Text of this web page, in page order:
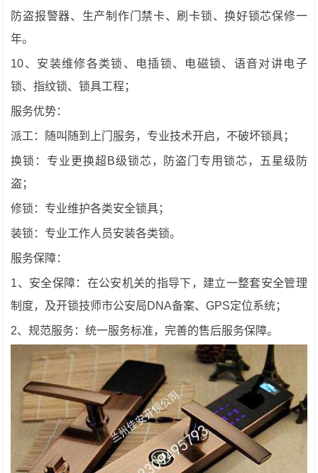
防盗报警器、生产制作门禁卡、刷卡锁、换好锁芯保修一
年。
10、安装维修各类锁、电插锁、电磁锁、语音对讲电子
锁、指纹锁、锁具工程；
服务优势：
派工：随叫随到上门服务，专业技术开启，不破坏锁具；
换锁：专业更换超B级锁芯，防盗门专用锁芯，五星级防
盗；
修锁：专业维护各类安全锁具；
装锁：专业工作人员安装各类锁。
服务保障：
1、安全保障：在公安机关的指导下，建立一整套安全管理
制度，及开锁技师市公安局DNA备案、GPS定位系统；
2、规范服务：统一服务标准，完善的售后服务保障。